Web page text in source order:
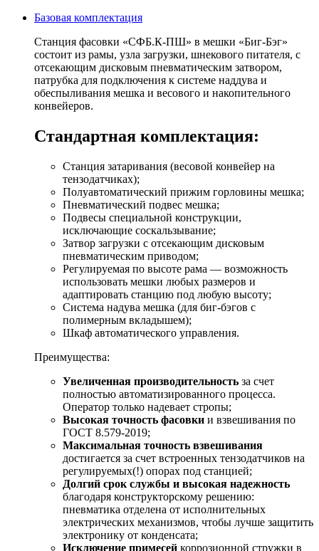
Базовая комплектация
Станция фасовки «СФБ.К-ПШ» в мешки «Биг-Бэг»
состоит из рамы, узла загрузки, шнекового питателя, с
отсекающим дисковым пневматическим затвором,
патрубка для подключения к системе наддува и
обеспыливания мешка и весового и накопительного
конвейеров.
Стандартная комплектация:
Станция затаривания (весовой конвейер на
тензодатчиках);
Полуавтоматический прижим горловины мешка;
Пневматический подвес мешка;
Подвесы специальной конструкции,
исключающие соскальзывание;
Затвор загрузки с отсекающим дисковым
пневматическим приводом;
Регулируемая по высоте рама — возможность
использовать мешки любых размеров и
адаптировать станцию под любую высоту;
Система надува мешка (для биг-бэгов с
полимерным вкладышем);
Шкаф автоматического управления.
Преимущества:
Увеличенная производительность за счет
полностью автоматизированного процесса.
Оператор только надевает стропы;
Высокая точность фасовки и взвешивания по
ГОСТ 8.579-2019;
Максимальная точность взвешивания
достигается за счет встроенных тензодатчиков на
регулируемых(!) опорах под станцией;
Долгий срок службы и высокая надежность
благодаря конструкторскому решению:
пневматика отделена от исполнительных
электрических механизмов, чтобы лучше защитить
электронику от конденсата;
Исключение примесей коррозионной стружки в